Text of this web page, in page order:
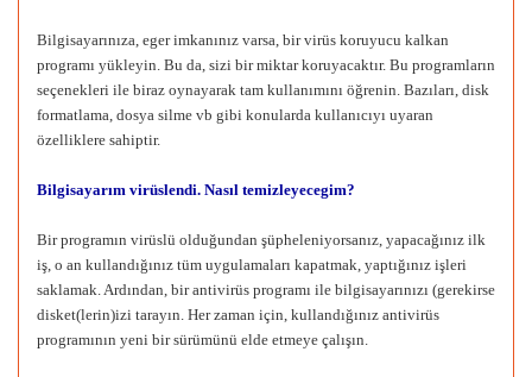
Bilgisayarınıza, eger imkanınız varsa, bir virüs koruyucu kalkan
programı yükleyin. Bu da, sizi bir miktar koruyacaktır. Bu programların
seçenekleri ile biraz oynayarak tam kullanımını öğrenin. Bazıları, disk
formatlama, dosya silme vb gibi konularda kullanıcıyı uyaran
özelliklere sahiptir.
Bilgisayarım virüslendi. Nasıl temizleyecegim?
Bir programın virüslü olduğundan şüpheleniyorsanız, yapacağınız ilk
iş, o an kullandığınız tüm uygulamaları kapatmak, yaptığınız işleri
saklamak. Ardından, bir antivirüs programı ile bilgisayarınızı (gerekirse
disket(lerin)izi tarayın. Her zaman için, kullandığınız antivirüs
programının yeni bir sürümünü elde etmeye çalışın.